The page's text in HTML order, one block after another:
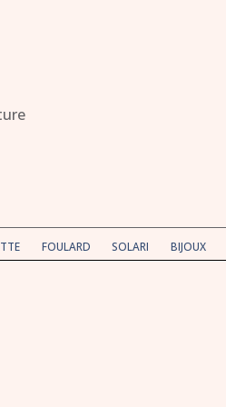
FOULARD SOLARI BIJOUX